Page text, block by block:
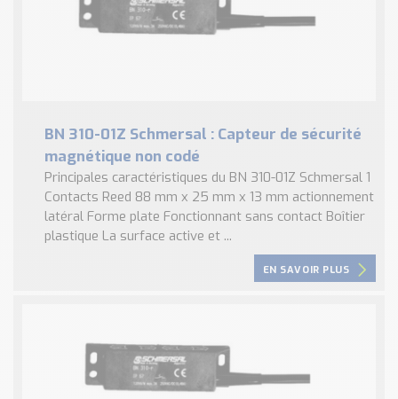
BN 310-01Z Schmersal : Capteur de sécurité
magnétique non codé
Principales caractéristiques du BN 310-01Z Schmersal 1
Contacts Reed 88 mm x 25 mm x 13 mm actionnement
latéral Forme plate Fonctionnant sans contact Boîtier
plastique La surface active et ...
EN SAVOIR PLUS